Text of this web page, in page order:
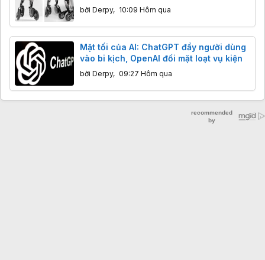
thương mại hóa hơn?
bởi Derpy, 10:09 Hôm qua
Mặt tối của AI: ChatGPT đẩy người dùng
vào bi kịch, OpenAI đối mặt loạt vụ kiện
bởi Derpy, 09:27 Hôm qua